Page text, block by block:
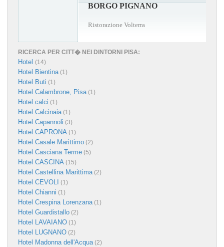
BORGO PIGNANO
Ristorazione Volterra
RICERCA PER CITT� NEI DINTORNI PISA:
Hotel (14)
Hotel Bientina(1)
Hotel Buti (1)
Hotel Calambrone, Pisa(1)
Hotel calci (1)
Hotel Calcinaia(1)
Hotel Capannoli (3)
Hotel CAPRONA (1)
Hotel Casale Marittimo (2)
Hotel Casciana Terme (5)
Hotel CASCINA (15)
Hotel Castellina Marittima(2)
Hotel CEVOLI (1)
Hotel Chianni (1)
Hotel Crespina Lorenzana(1)
Hotel Guardistallo (2)
Hotel LAVAIANO (1)
Hotel LUGNANO (2)
Hotel Madonna dell'Acqua(2)